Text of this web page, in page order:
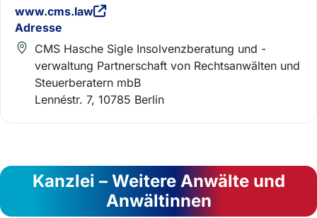
www.cms.law
Adresse
CMS Hasche Sigle Insolvenzberatung und -
verwaltung Partnerschaft von Rechtsanwälten und
Steuerberatern mbB
Lennéstr. 7, 10785 Berlin
Kanzlei – Weitere Anwälte und
Anwältinnen